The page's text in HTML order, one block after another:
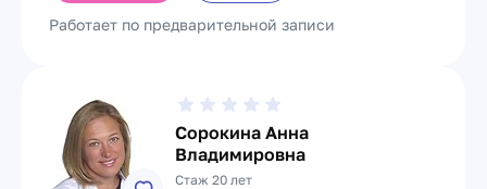
Работает по предварительной записи
Сорокина Анна
Владимировна
Стаж 20 лет